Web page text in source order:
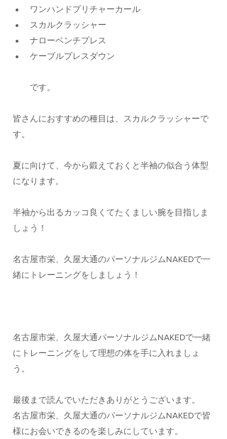
ワンハンドプリチャーカール
スカルクラッシャー
ナローベンチプレス
ケーブルプレスダウン
です。
皆さんにおすすめの種目は、スカルクラッシャーで
す。
夏に向けて、今から鍛えておくと半袖の似合う体型
になります。
半袖から出るカッコ良くてたくましい腕を目指しま
しょう！
名古屋市栄、久屋大通のパーソナルジムNAKEDで一
緒にトレーニングをしましょう！
名古屋市栄、久屋大通パーソナルジムNAKEDで一緒
にトレーニングをして理想の体を手に入れましょ
う。
最後まで読んでいただきありがとうございます。
名古屋市栄、久屋大通のパーソナルジムNAKEDで皆
様にお会いできるのを楽しみにしています。